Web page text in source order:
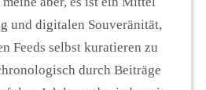
und digitalen Souveränität,
Feeds selbst kuratieren zu
durch Beiträge